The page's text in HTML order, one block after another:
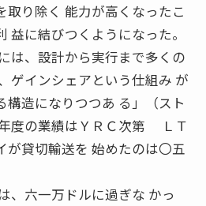
取り除く 能力が高くなったこ
益に結びつくようになった。
は、設計から実行まで多くの
ゲインシェアという仕組み が
構造になりつつあ る」（スト
度の業績はＹＲＣ次第 ＬＴ
が貸切輸送を 始めたのは〇五
、六一万ドルに過ぎな かっ